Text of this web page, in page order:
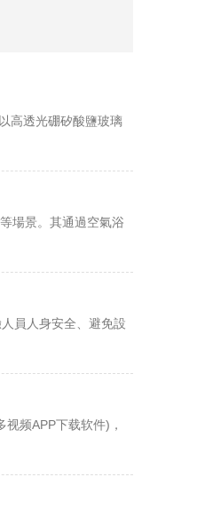
高透光硼矽酸鹽玻璃
場景。其通過空氣浴
員人身安全、避免設
频APP下载软件)，